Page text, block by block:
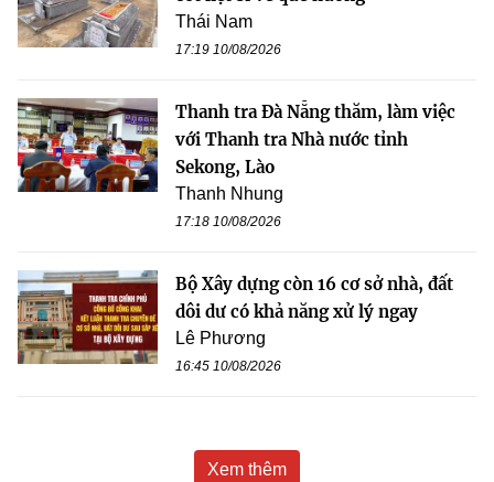
Thái Nam
17:19 10/08/2026
Thanh tra Đà Nẵng thăm, làm việc
với Thanh tra Nhà nước tỉnh
Sekong, Lào
Thanh Nhung
17:18 10/08/2026
Bộ Xây dựng còn 16 cơ sở nhà, đất
dôi dư có khả năng xử lý ngay
Lê Phương
16:45 10/08/2026
Xem thêm